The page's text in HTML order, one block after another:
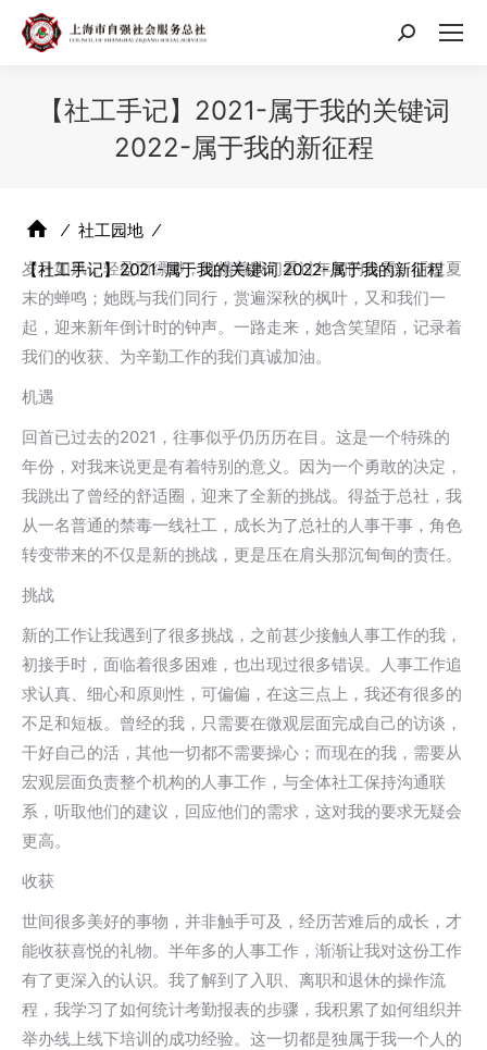
搜
【社工手记】2021-属于我的关键词
2022-属于我的新征程
⁄ 社工园地 ⁄
【社工手记】2021-属于我的关键词 2022-属于我的新征程
岁月如风，轻盈而缥缈，她携着我们看过年初的春雪、听过夏
末的蝉鸣；她既与我们同行，赏遍深秋的枫叶，又和我们一
起，迎来新年倒计时的钟声。一路走来，她含笑望陌，记录着
我们的收获、为辛勤工作的我们真诚加油。
机遇
回首已过去的2021，往事似乎仍历历在目。这是一个特殊的
年份，对我来说更是有着特别的意义。因为一个勇敢的决定，
我跳出了曾经的舒适圈，迎来了全新的挑战。得益于总社，我
从一名普通的禁毒一线社工，成长为了总社的人事干事，角色
转变带来的不仅是新的挑战，更是压在肩头那沉甸甸的责任。
挑战
新的工作让我遇到了很多挑战，之前甚少接触人事工作的我，
初接手时，面临着很多困难，也出现过很多错误。人事工作追
求认真、细心和原则性，可偏偏，在这三点上，我还有很多的
不足和短板。曾经的我，只需要在微观层面完成自己的访谈，
干好自己的活，其他一切都不需要操心；而现在的我，需要从
宏观层面负责整个机构的人事工作，与全体社工保持沟通联
系，听取他们的建议，回应他们的需求，这对我的要求无疑会
更高。
收获
世间很多美好的事物，并非触手可及，经历苦难后的成长，才
能收获喜悦的礼物。半年多的人事工作，渐渐让我对这份工作
有了更深入的认识。我了解到了入职、离职和退休的操作流
程，我学习了如何统计考勤报表的步骤，我积累了如何组织并
举办线上线下培训的成功经验。这一切都是独属于我一个人的